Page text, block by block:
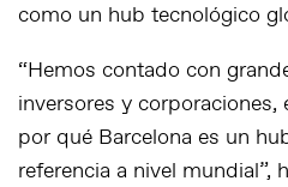
como un hub tecnológico
“Hemos contado con
inversores y
por qué Barcelona es un
referencia a nivel mundial”,